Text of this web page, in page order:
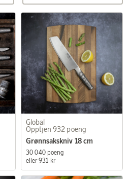
Global
Opptjen 932 poeng
Grønnsakskniv 18 cm
30 040 poeng
eller 931 kr